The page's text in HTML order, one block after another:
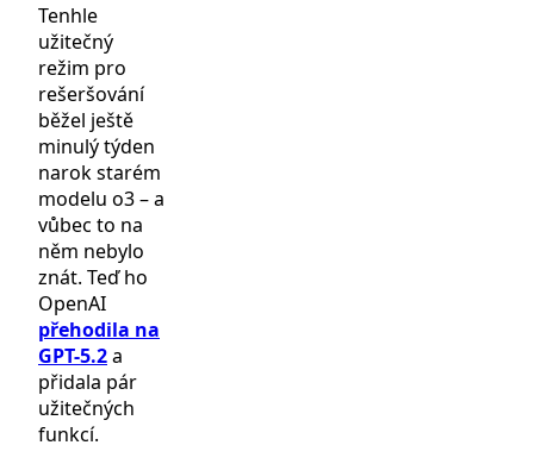
Tenhle
užitečný
režim pro
rešeršování
běžel ještě
minulý týden
narok starém
modelu o3 – a
vůbec to na
něm nebylo
znát. Teď ho
OpenAI
přehodila na
GPT-5.2a
přidala pár
užitečných
funkcí.